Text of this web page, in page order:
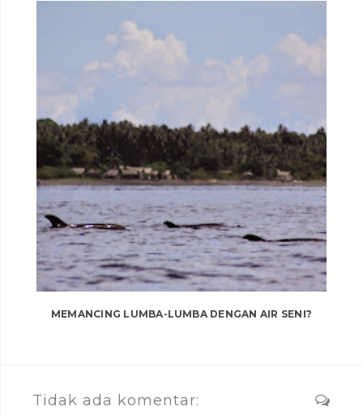
MEMANCING LUMBA-LUMBA DENGAN AIR SENI?
Tidak ada komentar: